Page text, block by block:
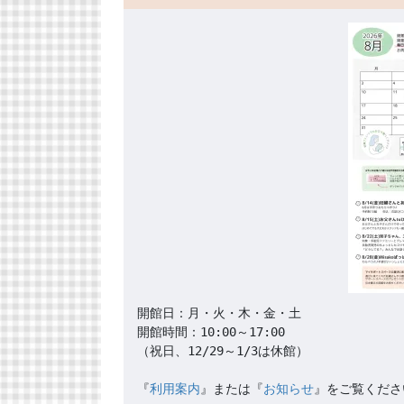
開館日：月・火・木・金・土
開館時間：10:00～17:00
（祝日、12/29～1/3は休館）
『利用案内 』または『お知らせ』をご覧くだ